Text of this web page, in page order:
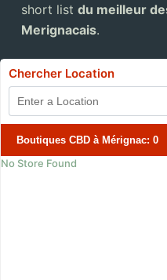
short list du meilleur
Merignacais.
Chercher Location
Boutiques CBD à Mérignac: 0
No Store Found